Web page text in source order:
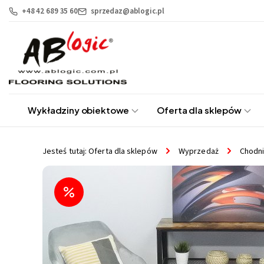
do menu
głównego
do
menu
w
stopce
+48 42 689 35 60 sprzedaz@ablogic.pl
Wykładziny obiektowe Oferta dla sklepów
Jesteś tutaj: Oferta dla sklepów Wyprzedaż